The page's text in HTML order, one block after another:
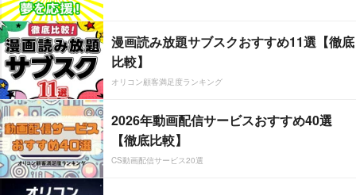
漫画読み放題サブスクおすすめ11選【徹底
比較】
オリコン顧客満足度ランキング
2026年動画配信サービスおすすめ40選
【徹底比較】
CS動画配信サービス20選